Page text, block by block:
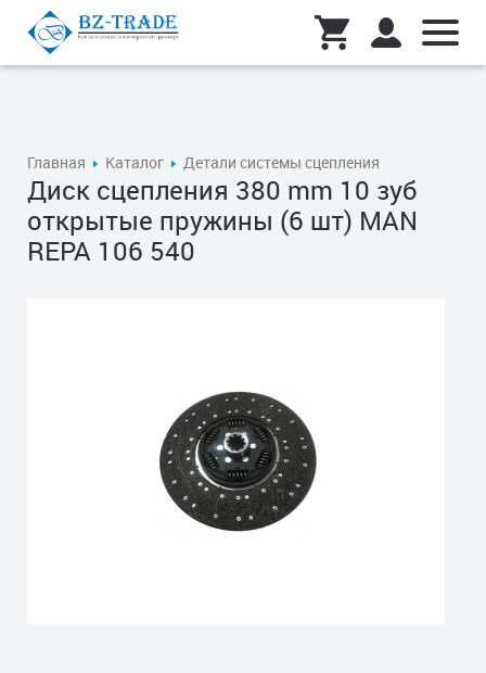
Главная Каталог Детали системы сцепления
Диск сцепления 380 mm 10 зуб
открытые пружины (6 шт) MAN
REPA 106 540